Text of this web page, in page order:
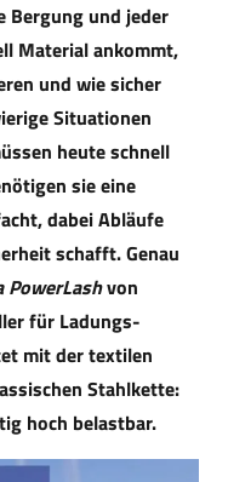
Bergung und jeder
Material ankommt,
und wie sicher
Situationen
heute schnell
sie eine
dabei Abläufe
schafft. Genau
PowerLashvon
für Ladungs­
mit der textilen
Stahlkette:
hoch belastbar.